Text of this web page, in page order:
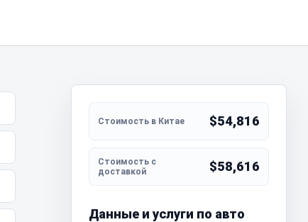
$54,816
$58,616
Данные и услуги по авто